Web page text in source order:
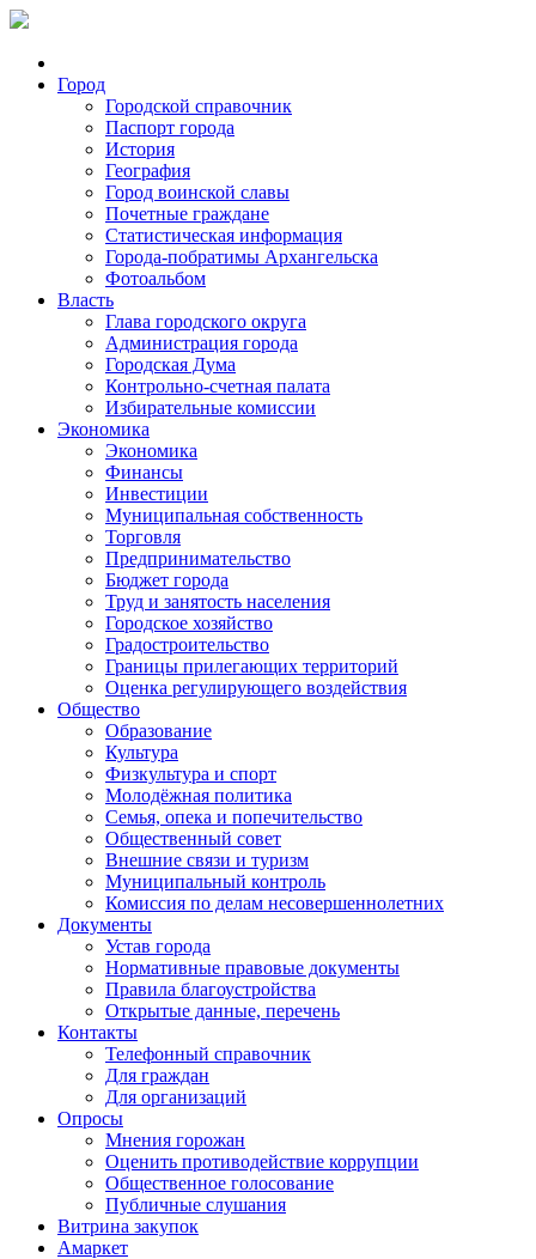
Город
Городской справочник
Паспорт города
История
География
Город воинской славы
Почетные граждане
Статистическая информация
Города-побратимы Архангельска
Фотоальбом
Власть
Глава городского округа
Администрация города
Городская Дума
Контрольно-счетная палата
Избирательные комиссии
Экономика
Экономика
Финансы
Инвестиции
Муниципальная собственность
Торговля
Предпринимательство
Бюджет города
Труд и занятость населения
Городское хозяйство
Градостроительство
Границы прилегающих территорий
Оценка регулирующего воздействия
Общество
Образование
Культура
Физкультура и спорт
Молодёжная политика
Семья, опека и попечительство
Общественный совет
Внешние связи и туризм
Муниципальный контроль
Комиссия по делам несовершеннолетних
Документы
Устав города
Нормативные правовые документы
Правила благоустройства
Открытые данные, перечень
Контакты
Телефонный справочник
Для граждан
Для организаций
Опросы
Мнения горожан
Оценить противодействие коррупции
Общественное голосование
Публичные слушания
Витрина закупок
Амаркет